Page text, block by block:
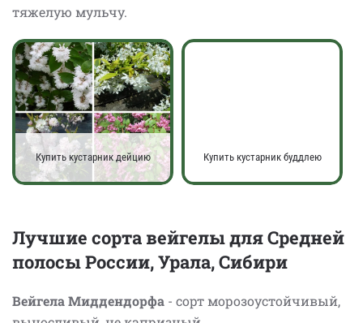
тяжелую мульчу.
Купить кустарник дейцию Купить кустарник буддлею
Лучшие сорта вейгелы для Средней
полосы России, Урала, Сибири
Вейгела Миддендорфа - сорт морозоустойчивый,